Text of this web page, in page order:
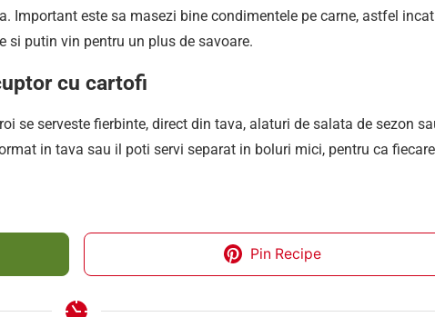
Important este sa masezi bine condimentele pe carne, astfel incat
putin vin pentru un plus de savoare.
cu cartofi
se serveste fierbinte, direct din tava, alaturi de salata de sezon
in tava sau il poti servi separat in boluri mici, pentru ca
Pin Recipe